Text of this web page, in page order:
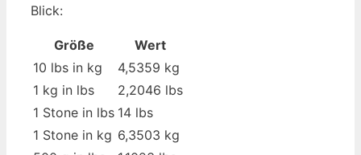
Blick:
Größe
Wert
10 lbs in kg
4,5359 kg
1 kg in lbs
2,2046 lbs
1 Stone in lbs 14 lbs
1 Stone in kg 6,3503 kg